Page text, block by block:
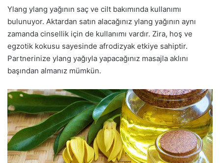
Ylang ylang yağının saç ve cilt bakımında kullanımı
bulunuyor. Aktardan satın alacağınız ylang yağının aynı
zamanda cinsellik için de kullanımı vardır. Zira, hoş ve
egzotik kokusu sayesinde afrodizyak etkiye sahiptir.
Partnerinize ylang yağıyla yapacağınız masajla aklını
başından almanız mümkün.